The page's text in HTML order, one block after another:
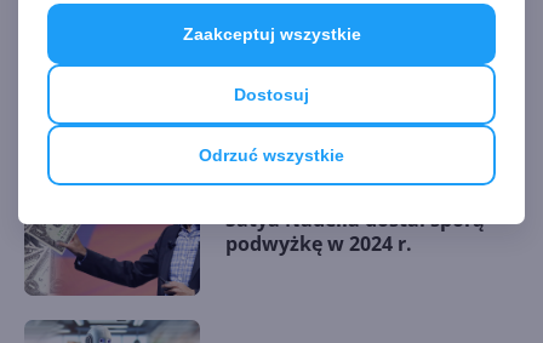
Odrzuć wszystkie
Dostosuj
Zaakceptuj wszystkie
Microsoft? Raport finansowy
za FY25 Q1
Satya Nadella dostał sporą
podwyżkę w 2024 r.